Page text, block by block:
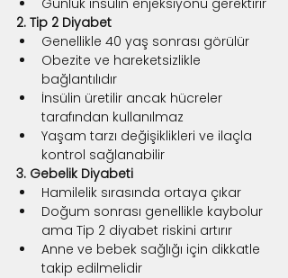
2. Tip 2 Diyabet
Genellikle 40 yaş sonrası görülür
Obezite ve hareketsizlikle
bağlantılıdır
İnsülin üretilir ancak hücreler
tarafından kullanılmaz
Yaşam tarzı değişiklikleri ve ilaçla
kontrol sağlanabilir
3. Gebelik Diyabeti
Hamilelik sırasında ortaya çıkar
Doğum sonrası genellikle kaybolur
ama Tip 2 diyabet riskini artırır
Anne ve bebek sağlığı için dikkatle
takip edilmelidir